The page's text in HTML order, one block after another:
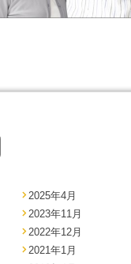
2025年4月
2023年11月
2022年12月
2021年1月